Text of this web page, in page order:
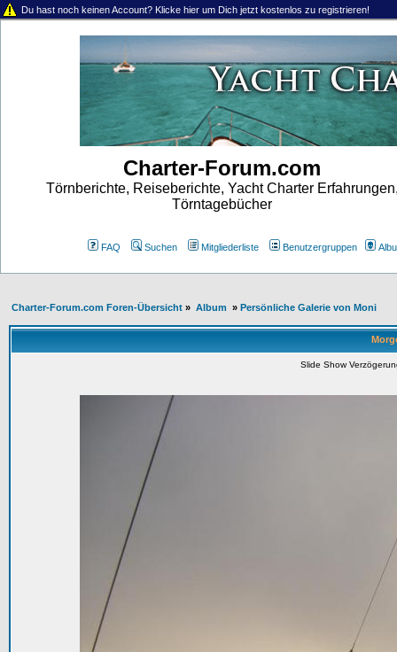
Du hast noch keinen Account? Klicke hier um Dich jetzt kostenlos zu registrieren!
Charter-Forum.com
Törnberichte, Reiseberichte, Yacht Charter
Törntagebücher
FAQ Suchen Mitgliederliste Benutzergruppen
Charter-Forum.com Foren-Übersicht » Album » Persönliche Galerie von Moni
Slide Show